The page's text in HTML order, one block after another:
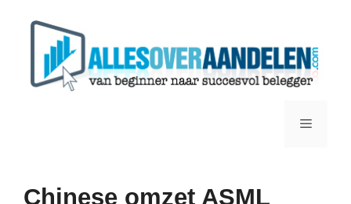
Menu
Chinese omzet ASML